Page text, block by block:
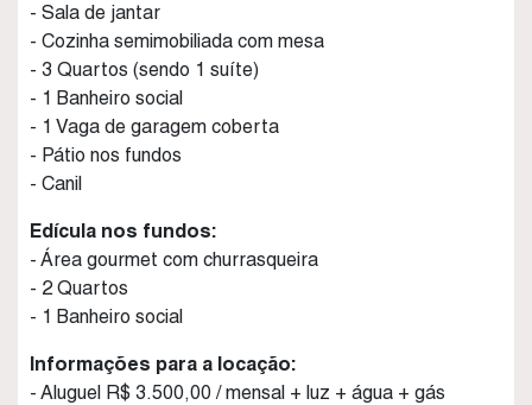
- Sala de jantar
- Cozinha semimobiliada com mesa
- 3 Quartos (sendo 1 suíte)
- 1 Banheiro social
- 1 Vaga de garagem coberta
- Pátio nos fundos
- Canil
Edícula nos fundos:
- Área gourmet com churrasqueira
- 2 Quartos
- 1 Banheiro social
Informações para a locação:
- Aluguel R$ 3.500,00 / mensal + luz + água + gás